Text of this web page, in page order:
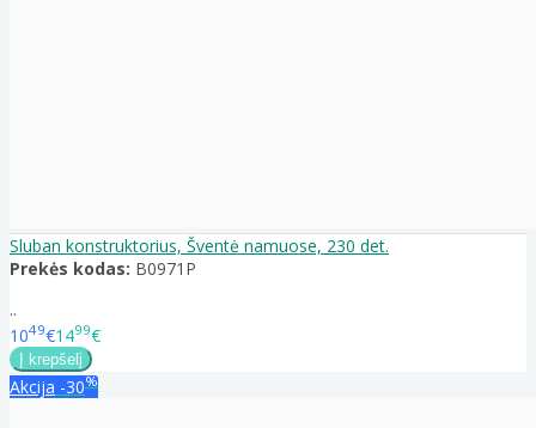
Sluban konstruktorius, Šventė namuose, 230 det.
Prekės kodas: B0971P
..
1049€1499€
Akcija -30%